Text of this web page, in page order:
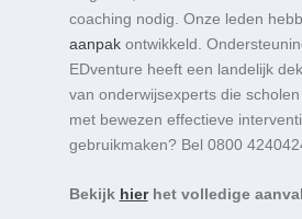
coaching nodig. Onze leden
aanpakontwikkeld.
EDventure heeft een landelijk
van onderwijsexperts die
met bewezen effectieve
gebruikmaken? Bel 0800
Bekijk hierhet volledige